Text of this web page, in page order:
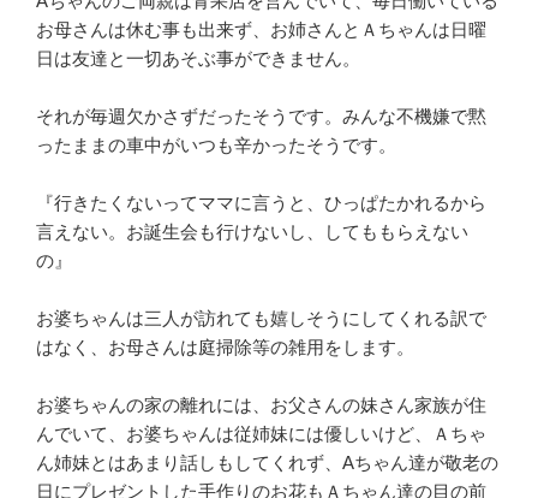
お母さんは休む事も出来ず、お姉さんとＡちゃんは日曜
日は友達と一切あそぶ事ができません。
それが毎週欠かさずだったそうです。みんな不機嫌で黙
ったままの車中がいつも辛かったそうです。
『行きたくないってママに言うと、ひっぱたかれるから
言えない。お誕生会も行けないし、してももらえない
の』
お婆ちゃんは三人が訪れても嬉しそうにしてくれる訳で
はなく、お母さんは庭掃除等の雑用をします。
お婆ちゃんの家の離れには、お父さんの妹さん家族が住
んでいて、お婆ちゃんは従姉妹には優しいけど、Ａちゃ
ん姉妹とはあまり話しもしてくれず、Aちゃん達が敬老の
日にプレゼントした手作りのお花もＡちゃん達の目の前